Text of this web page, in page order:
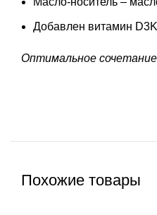
Добавлен витамин
Оптимальное
Похожие товары